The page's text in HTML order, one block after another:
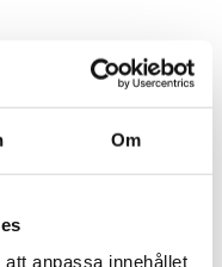
Om
anpassa innehållet
bara tänker pris. De
också en gråzon
har ett pris och
och vår